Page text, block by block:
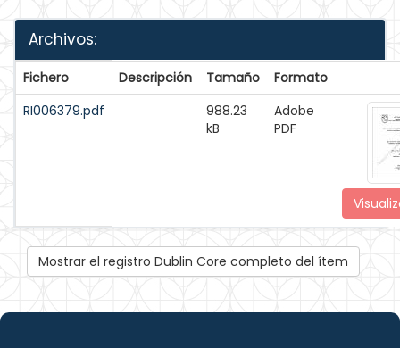
Archivos:
Fichero Descripción Tamaño
Formato
RI006379.pdf
988.23
kB
Adobe
PDF
Mostrar el registro Dublin Core completo del ítem